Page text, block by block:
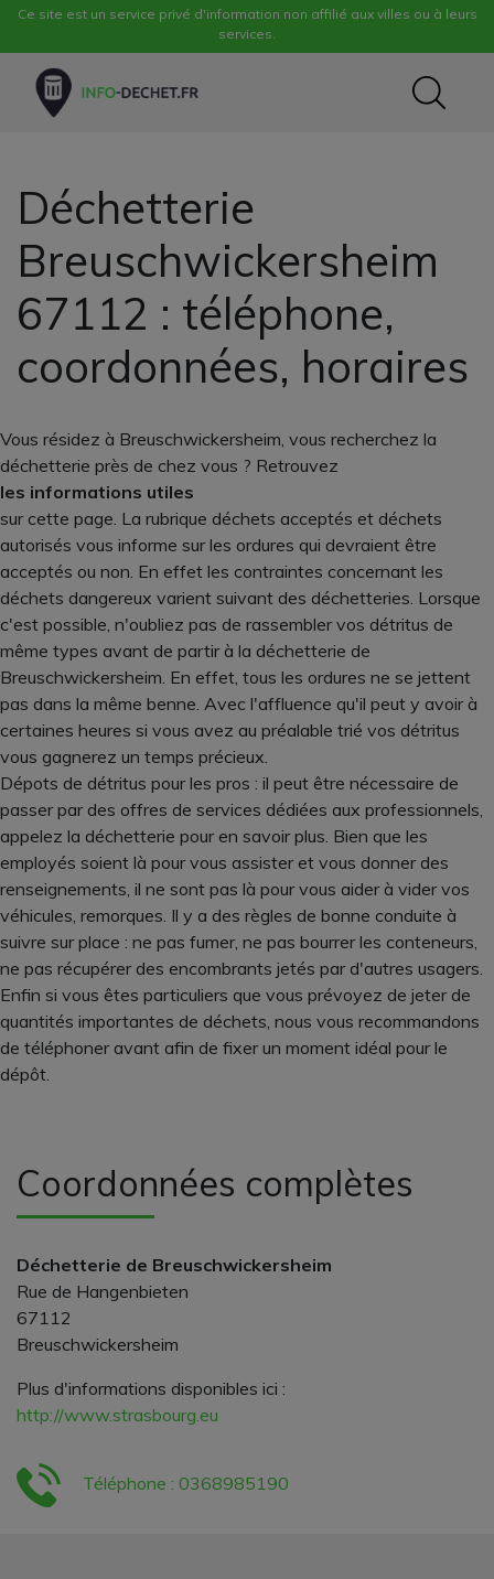
Ce site est un service privé d'information non affilié aux villes ou à leurs
services.
Déchetterie
Breuschwickersheim
67112 : téléphone,
coordonnées, horaires
Vous résidez à Breuschwickersheim, vous recherchez la
déchetterie près de chez vous ? Retrouvez
les informations utiles
sur cette page. La rubrique déchets acceptés et déchets
autorisés vous informe sur les ordures qui devraient être
acceptés ou non. En effet les contraintes concernant les
déchets dangereux varient suivant des déchetteries. Lorsque
c'est possible, n'oubliez pas de rassembler vos détritus de
même types avant de partir à la déchetterie de
Breuschwickersheim. En effet, tous les ordures ne se jettent
pas dans la même benne. Avec l'affluence qu'il peut y avoir à
certaines heures si vous avez au préalable trié vos détritus
vous gagnerez un temps précieux.
Dépots de détritus pour les pros : il peut être nécessaire de
passer par des offres de services dédiées aux professionnels,
appelez la déchetterie pour en savoir plus. Bien que les
employés soient là pour vous assister et vous donner des
renseignements, il ne sont pas là pour vous aider à vider vos
véhicules, remorques. Il y a des règles de bonne conduite à
suivre sur place : ne pas fumer, ne pas bourrer les conteneurs,
ne pas récupérer des encombrants jetés par d'autres usagers.
Enfin si vous êtes particuliers que vous prévoyez de jeter de
quantités importantes de déchets, nous vous recommandons
de téléphoner avant afin de fixer un moment idéal pour le
dépôt.
Coordonnées complètes
Déchetterie de Breuschwickersheim
Rue de Hangenbieten
67112
Breuschwickersheim
Plus d'informations disponibles ici :
http://www.strasbourg.eu
Téléphone : 0368985190